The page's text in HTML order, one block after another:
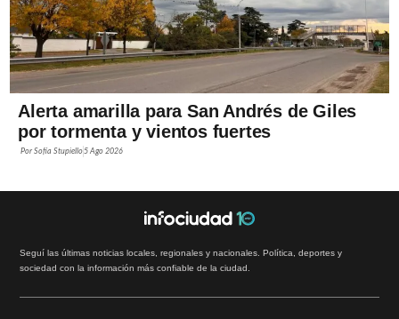
Alerta amarilla para San Andrés de Giles
por tormenta y vientos fuertes
PorSofía Stupiello5 Ago 2026
Seguí las últimas noticias locales, regionales y nacionales. Política, deportes y
sociedad con la información más confiable de la ciudad.